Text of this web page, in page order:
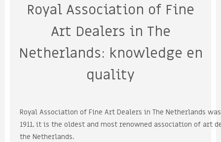
Royal Association of Fine
Art Dealers in The
Netherlands: knowledge en
quality
Royal Association of Fine Art Dealers in The Netherlands
1911, it is the oldest and most renowned association of art
the Netherlands.